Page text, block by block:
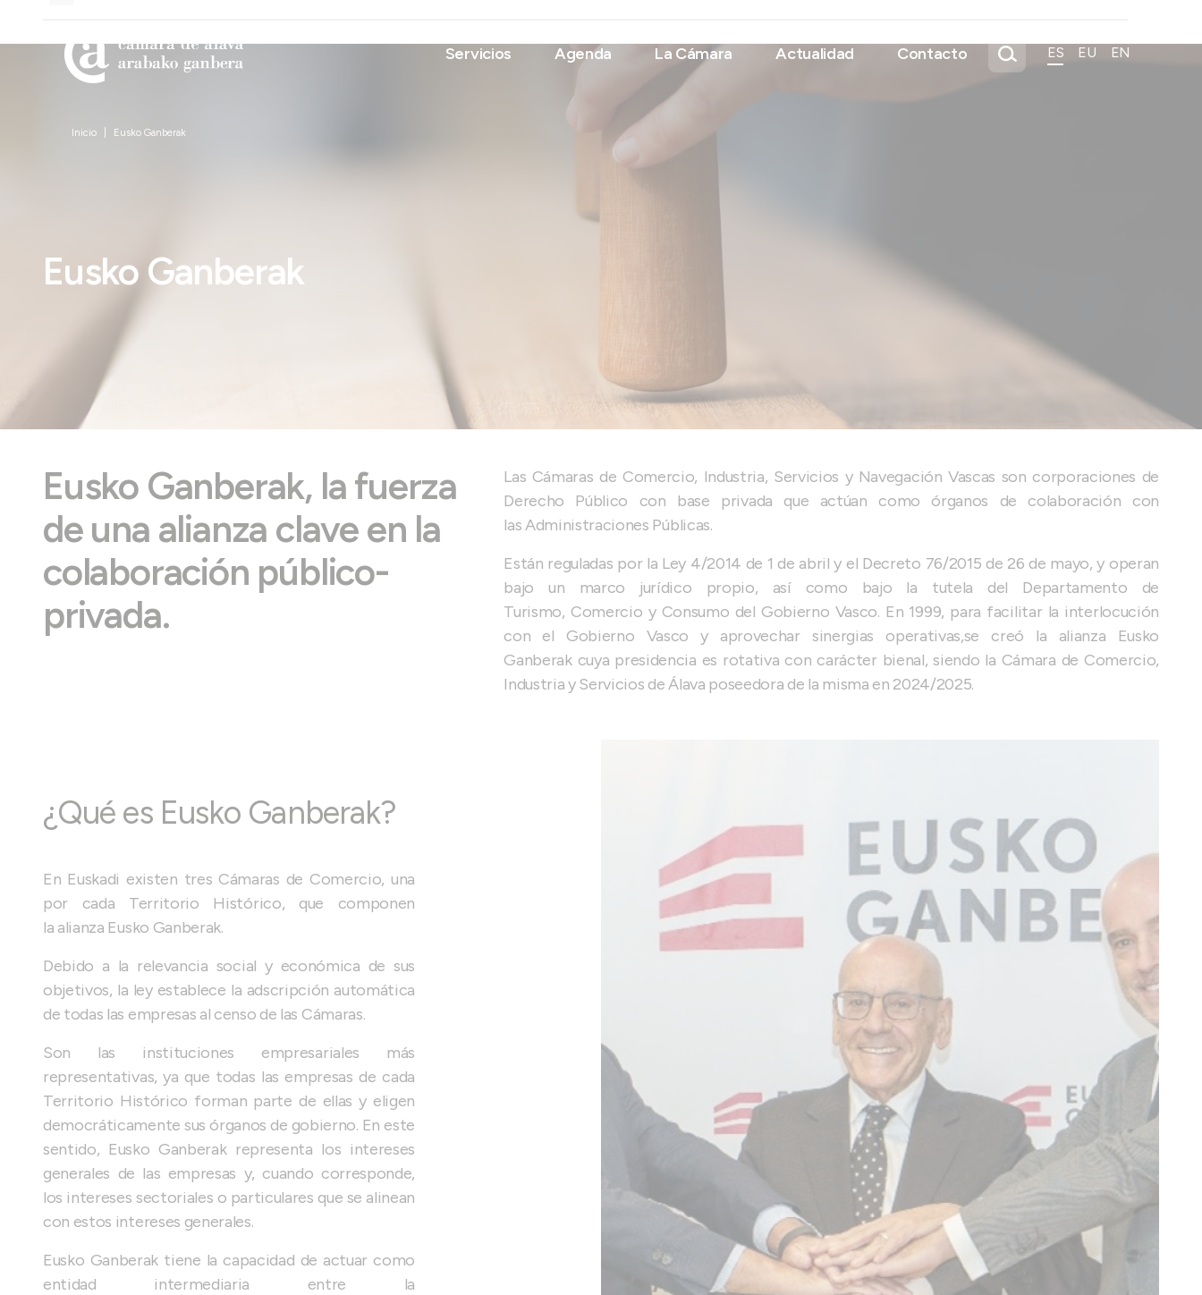
Servicios Agenda La Cámara Actualidad Contacto ES EU EN
Inicio Eusko Ganberak
Eusko Ganberak
Eusko Ganberak, la fuerza
de una alianza clave en la
colaboración público-
privada.
Las Cámaras de Comercio, Industria, Servicios y Navegación Vascas son corporaciones de
Derecho Público con base privada que actúan como órganos de colaboración con
las Administraciones Públicas.
Están reguladas por la Ley 4/2014 de 1 de abril y el Decreto 76/2015 de 26 de mayo, y operan
bajo un marco jurídico propio, así como bajo la tutela del Departamento de
Turismo, Comercio y Consumo del Gobierno Vasco. En 1999, para facilitar la interlocución
con el Gobierno Vasco y aprovechar sinergias operativas,se creó la alianza Eusko
Ganberak cuya presidencia es rotativa con carácter bienal, siendo la Cámara de Comercio,
Industria y Servicios de Álava poseedora de la misma en 2024/2025.
¿Qué es Eusko Ganberak?
En Euskadi existen tres Cámaras de Comercio, una
por cada Territorio Histórico, que componen
la alianza Eusko Ganberak.
Debido a la relevancia social y económica de sus
objetivos, la ley establece la adscripción automática
de todas las empresas al censo de las Cámaras.
Son las instituciones empresariales más
representativas, ya que todas las empresas de cada
Territorio Histórico forman parte de ellas y eligen
democráticamente sus órganos de gobierno. En este
sentido, Eusko Ganberak representa los intereses
generales de las empresas y, cuando corresponde,
los intereses sectoriales o particulares que se alinean
con estos intereses generales.
Eusko Ganberak tiene la capacidad de actuar como
entidad intermediaria entre la